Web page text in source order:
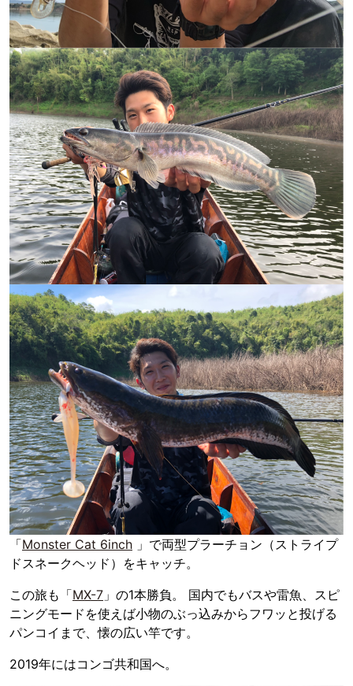
「Monster Cat 6inch 」で両型プラーチョン（ストライプ
ドスネークヘッド）をキャッチ。
この旅も「MX-7 」の1本勝負。 国内でもバスや雷魚、スピ
ニングモードを使えば小物のぶっ込みからフワッと投げる
パンコイまで、懐の広い竿です。
2019年にはコンゴ共和国へ。